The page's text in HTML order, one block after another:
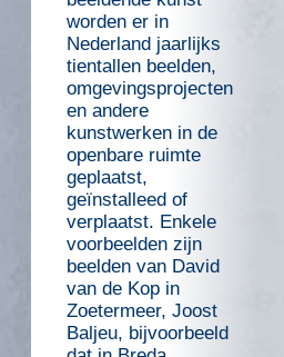
worden er in
Nederland jaarlijks
tientallen beelden,
omgevingsprojecten
en andere
kunstwerken in de
openbare ruimte
geplaatst,
geïnstalleed of
verplaatst. Enkele
voorbeelden zijn
beelden van David
van de Kop in
Zoetermeer, Joost
Baljeu, bijvoorbeeld